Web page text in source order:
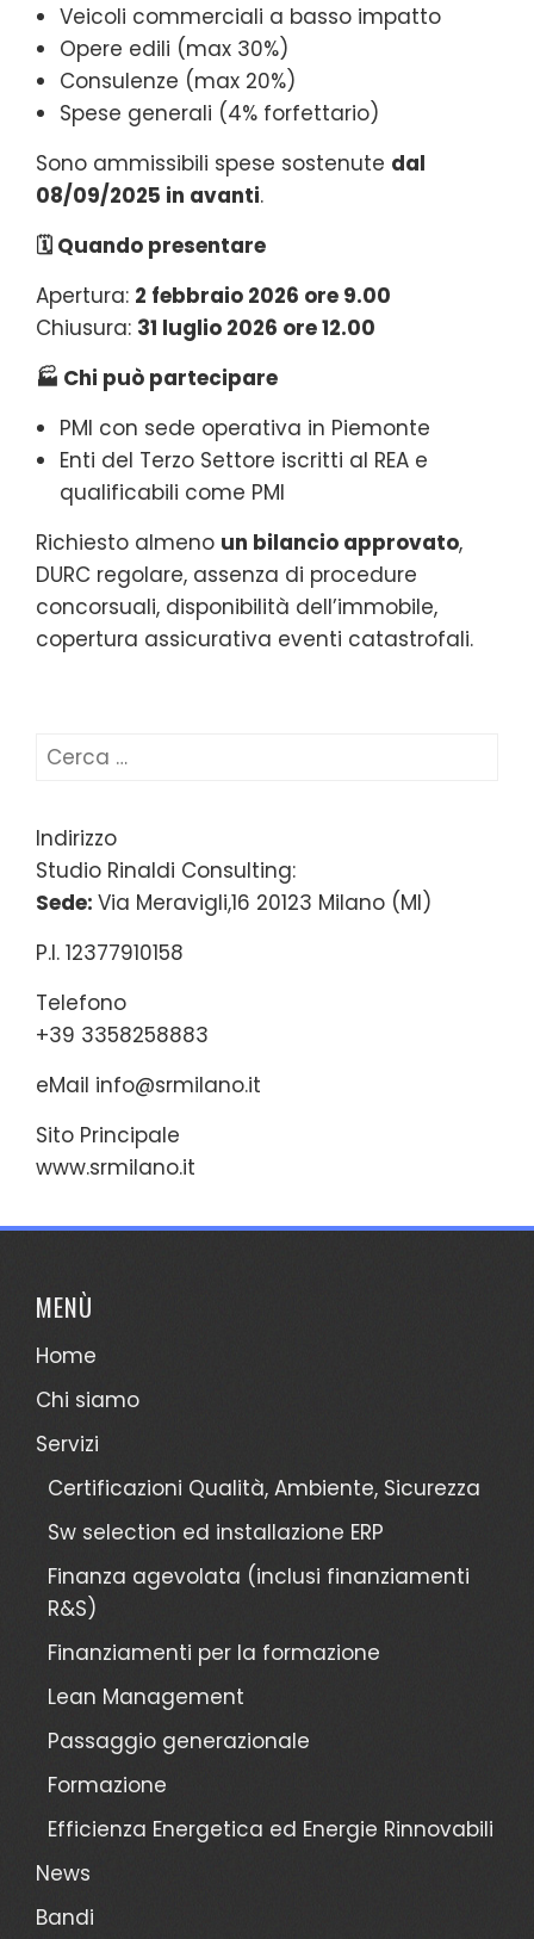
Veicoli commerciali a basso impatto
Opere edili (max 30%)
Consulenze (max 20%)
Spese generali (4% forfettario)
Sono ammissibili spese sostenute dal
08/09/2025 in avanti.
🗓️ Quando presentare
Apertura: 2 febbraio 2026 ore 9.00
Chiusura: 31 luglio 2026 ore 12.00
🏭 Chi può partecipare
PMI con sede operativa in Piemonte
Enti del Terzo Settore iscritti al REA e
qualificabili come PMI
Richiesto almeno un bilancio approvato,
DURC regolare, assenza di procedure
concorsuali, disponibilità dell’immobile,
copertura assicurativa eventi catastrofali.
Ricerca
Indirizzo
Studio Rinaldi Consulting:
Sede: Via Meravigli,16 20123 Milano (MI)
P.I. 12377910158
Telefono
+39 3358258883
eMail info@srmilano.it
Sito Principale
www.srmilano.it
MENÙ
Home
Chi siamo
Servizi
Certificazioni Qualità, Ambiente, Sicurezza
Sw selection ed installazione ERP
Finanza agevolata (inclusi finanziamenti
R&S)
Finanziamenti per la formazione
Lean Management
Passaggio generazionale
Formazione
Efficienza Energetica ed Energie Rinnovabili
News
Bandi